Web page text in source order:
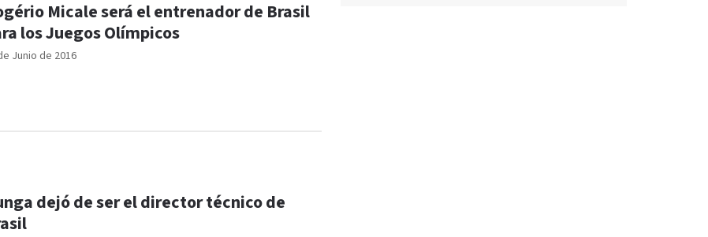
Junio de 2016
Micale será el entrenador de Brasil
los Juegos Olímpicos
dejó de ser el director técnico de